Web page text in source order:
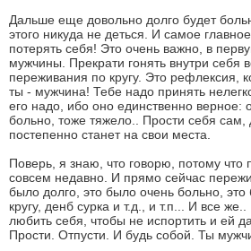
Дальше еще довольно долго будет
этого никуда не деться. И самое
потерять себя! Это очень важно, в
мужчины. Прекрати гонять внутри себя
переживания по кругу. Это рефлексия,
ты - мужчина! Тебе надо принять
его надо, ибо оно единственно верное:
больно, тоже тяжело.. Прости себя сам,
постепенно станет на свои места.
Поверь, я знаю, что говорю, потому что
совсем недавно. И прямо сейчас
было долго, это было очень больно,
кругу, денб сурка и т.д., и т.п... И все
любить себя, чтобы не испортить и ей
Прости. Отпусти. И будь собой. Ты